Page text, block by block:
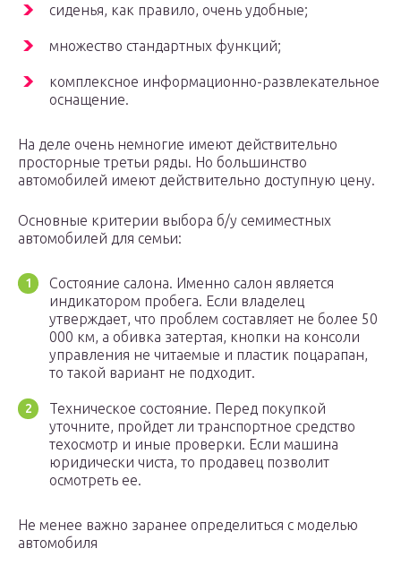
сиденья, как правило, очень удобные;
множество стандартных функций;
комплексное информационно-развлекательное
оснащение.
На деле очень немногие имеют действительно
просторные третьи ряды. Но большинство
автомобилей имеют действительно доступную цену.
Основные критерии выбора б/у семиместных
автомобилей для семьи:
Состояние салона. Именно салон является
индикатором пробега. Если владелец
утверждает, что проблем составляет не более 50
000 км, а обивка затертая, кнопки на консоли
управления не читаемые и пластик поцарапан,
то такой вариант не подходит.
Техническое состояние. Перед покупкой
уточните, пройдет ли транспортное средство
техосмотр и иные проверки. Если машина
юридически чиста, то продавец позволит
осмотреть ее.
Не менее важно заранее определиться с моделью
автомобиля